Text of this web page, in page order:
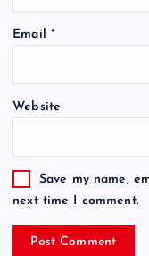
Email *
Website
Save my name,
next time I comment.